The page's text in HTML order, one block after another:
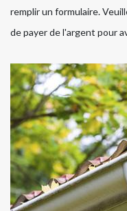
remplir un formulaire.
de payer de l'argent pour